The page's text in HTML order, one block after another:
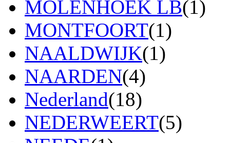
MOLENHOEK LB(1)
MONTFOORT(1)
NAALDWIJK(1)
NAARDEN(4)
Nederland(18)
NEDERWEERT(5)